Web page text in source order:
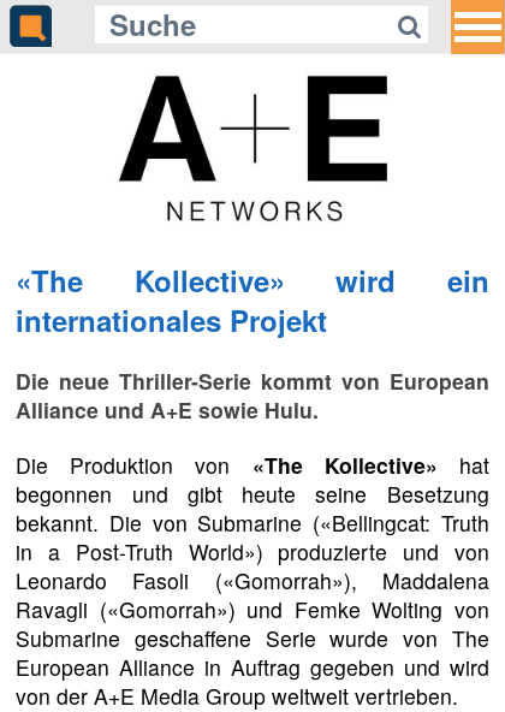
«The Kollective» wird ein
internationales Projekt
Die neue Thriller-Serie kommt von European
Alliance und A+E sowie Hulu.
Die Produktion von «The Kollective» hat
begonnen und gibt heute seine Besetzung
bekannt. Die von Submarine («Bellingcat: Truth
in a Post-Truth World») produzierte und von
Leonardo Fasoli («Gomorrah»), Maddalena
Ravagli («Gomorrah») und Femke Wolting von
Submarine geschaffene Serie wurde von The
European Alliance in Auftrag gegeben und wird
von der A+E Media Group weltweit vertrieben.